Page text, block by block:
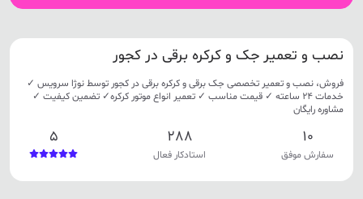
نصب و تعمیر جک و کرکره برقی در کجور
فروش، نصب و تعمیر تخصصی جک برقی و کرکره برقی در کجور توسط نوژا سرویس ✓
خدمات 24 ساعته ✓ قیمت مناسب ✓ تعمیر انواع موتور کرکره✓ تضمین کیفیت ✓
مشاوره رایگان
10
سفارش موفق
288
استادکار فعال
5